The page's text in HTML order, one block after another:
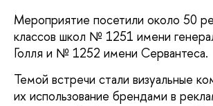
Мероприятие посетили около 50
классов школ № 1251 имени
Голля и № 1252 имени Сервантеса.
Темой встречи стали визуальные
их использование брендами в